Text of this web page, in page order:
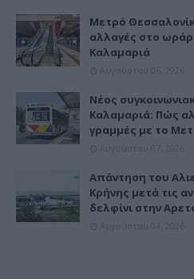
Μετρό
αλλαγές στο
Καλαμαριά
Νέος
Καλαμαριά: Πώς
γραμμές με το
Απάντηση του
Κρήνης μετά τις
δελφίνι στην